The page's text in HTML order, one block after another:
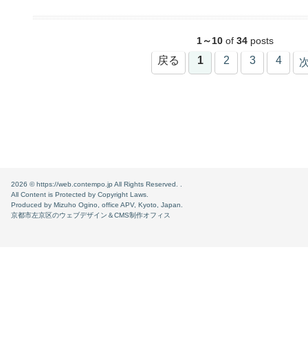
1～10 of 34 posts
戻る 1 2 3 4
2026 ©https://web.contempo.jp All Rights Reserved. .
All Content is Protected by Copyright Laws.
Produced by Mizuho Ogino, office APV, Kyoto, Japan.
京都市左京区のウェブデザイン＆CMS制作オフィス